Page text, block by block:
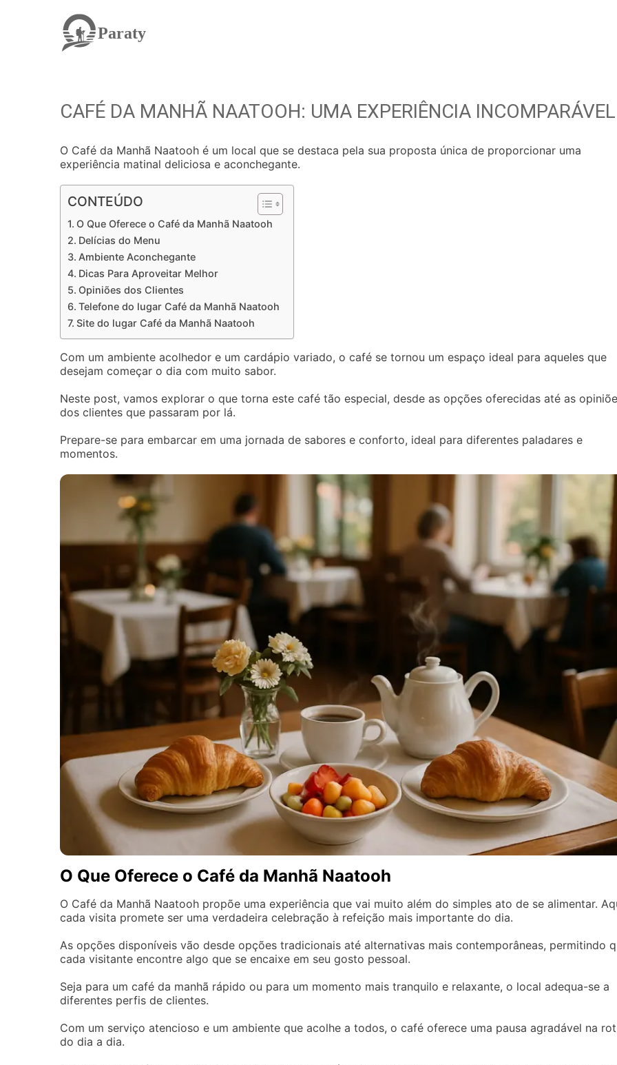
Paraty
CAFÉ DA MANHÃ NAATOOH: UMA EXPERIÊNCIA INCOMPARÁVEL
O Café da Manhã Naatooh é um local que se destaca pela sua proposta única de proporcionar uma
experiência matinal deliciosa e aconchegante.
CONTEÚDO
O Que Oferece o Café da Manhã Naatooh
Delícias do Menu
Ambiente Aconchegante
Dicas Para Aproveitar Melhor
Opiniões dos Clientes
Telefone do lugar Café da Manhã Naatooh
Site do lugar Café da Manhã Naatooh
Com um ambiente acolhedor e um cardápio variado, o café se tornou um espaço ideal para aqueles que
desejam começar o dia com muito sabor.
Neste post, vamos explorar o que torna este café tão especial, desde as opções oferecidas até as
dos clientes que passaram por lá.
Prepare-se para embarcar em uma jornada de sabores e conforto, ideal para diferentes paladares e
momentos.
O Que Oferece o Café da Manhã Naatooh
O Café da Manhã Naatooh propõe uma experiência que vai muito além do simples ato de se alimentar.
cada visita promete ser uma verdadeira celebração à refeição mais importante do dia.
As opções disponíveis vão desde opções tradicionais até alternativas mais contemporâneas, permitindo
cada visitante encontre algo que se encaixe em seu gosto pessoal.
Seja para um café da manhã rápido ou para um momento mais tranquilo e relaxante, o local adequa-se a
diferentes perfis de clientes.
Com um serviço atencioso e um ambiente que acolhe a todos, o café oferece uma pausa agradável na
do dia a dia.